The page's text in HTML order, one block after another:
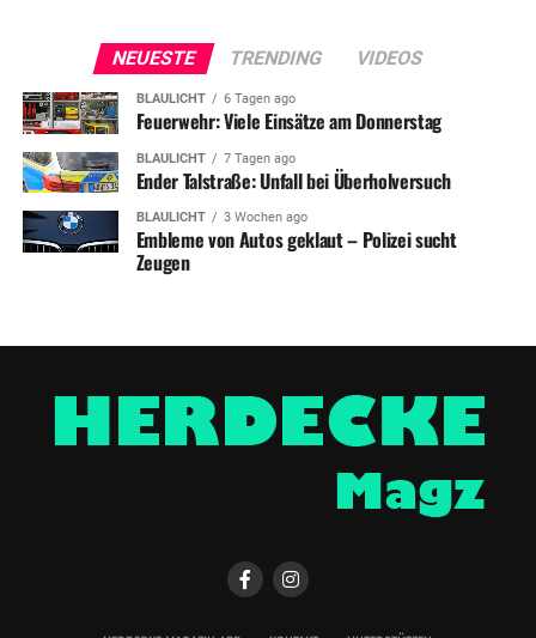
NEUESTE TRENDING VIDEOS
BLAULICHT 6 Tagen ago
Feuerwehr: Viele Einsätze am Donnerstag
BLAULICHT 7 Tagen ago
Ender Talstraße: Unfall bei Überholversuch
BLAULICHT 3 Wochen ago
Embleme von Autos geklaut – Polizei sucht
Zeugen